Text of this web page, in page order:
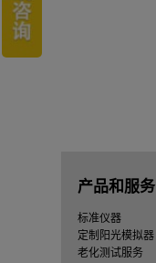
产品和服务
标准仪器
定制阳光模拟器
老化测试服务